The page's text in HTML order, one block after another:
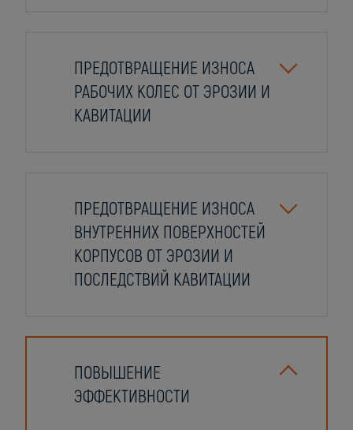
ПРЕДОТВРАЩЕНИЕ ИЗНОСА
РАБОЧИХ КОЛЕС ОТ ЭРОЗИИ И
КАВИТАЦИИ
ПРЕДОТВРАЩЕНИЕ ИЗНОСА
ВНУТРЕННИХ ПОВЕРХНОСТЕЙ
КОРПУСОВ ОТ ЭРОЗИИ И
ПОСЛЕДСТВИЙ КАВИТАЦИИ
ПОВЫШЕНИЕ
ЭФФЕКТИВНОСТИ